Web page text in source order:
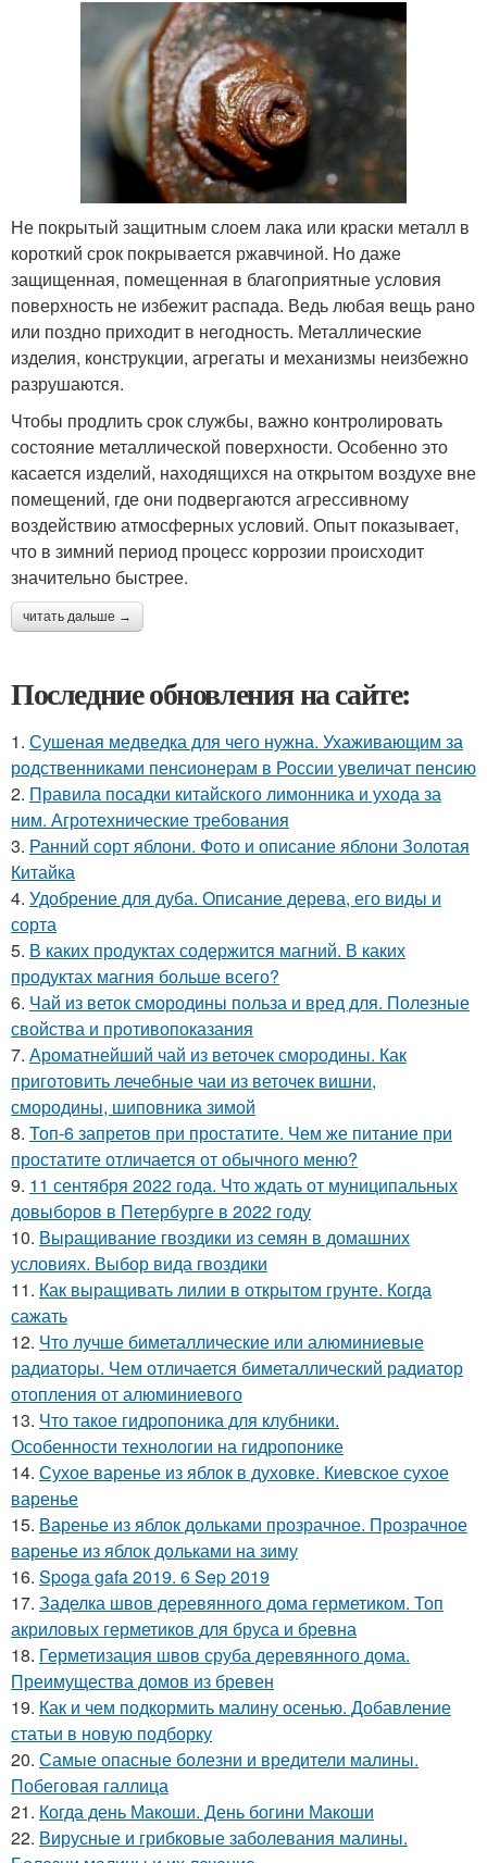
Не покрытый защитным слоем лака или краски металл в
короткий срок покрывается ржавчиной. Но даже
защищенная, помещенная в благоприятные условия
поверхность не избежит распада. Ведь любая вещь рано
или поздно приходит в негодность. Металлические
изделия, конструкции, агрегаты и механизмы неизбежно
разрушаются.
Чтобы продлить срок службы, важно контролировать
состояние металлической поверхности. Особенно это
касается изделий, находящихся на открытом воздухе вне
помещений, где они подвергаются агрессивному
воздействию атмосферных условий. Опыт показывает,
что в зимний период процесс коррозии происходит
значительно быстрее.
читать дальше →
Последние обновления на сайте:
1. Сушеная медведка для чего нужна. Ухаживающим за
родственниками пенсионерам в России увеличат пенсию
2. Правила посадки китайского лимонника и ухода за
ним. Агротехнические требования
3. Ранний сорт яблони. Фото и описание яблони Золотая
Китайка
4. Удобрение для дуба. Описание дерева, его виды и
сорта
5. В каких продуктах содержится магний. В каких
продуктах магния больше всего?
6. Чай из веток смородины польза и вред для. Полезные
свойства и противопоказания
7. Ароматнейший чай из веточек смородины. Как
приготовить лечебные чаи из веточек вишни,
смородины, шиповника зимой
8. Топ-6 запретов при простатите. Чем же питание при
простатите отличается от обычного меню?
9. 11 сентября 2022 года. Что ждать от муниципальных
довыборов в Петербурге в 2022 году
10. Выращивание гвоздики из семян в домашних
условиях. Выбор вида гвоздики
11. Как выращивать лилии в открытом грунте. Когда
сажать
12. Что лучше биметаллические или алюминиевые
радиаторы. Чем отличается биметаллический радиатор
отопления от алюминиевого
13. Что такое гидропоника для клубники.
Особенности технологии на гидропонике
14. Сухое варенье из яблок в духовке. Киевское сухое
варенье
15. Варенье из яблок дольками прозрачное. Прозрачное
варенье из яблок дольками на зиму
16. Spoga gafa 2019. 6 Sep 2019
17. Заделка швов деревянного дома герметиком. Топ
акриловых герметиков для бруса и бревна
18. Герметизация швов сруба деревянного дома.
Преимущества домов из бревен
19. Как и чем подкормить малину осенью. Добавление
статьи в новую подборку
20. Самые опасные болезни и вредители малины.
Побеговая галлица
21. Когда день Макоши. День богини Макоши
22. Вирусные и грибковые заболевания малины.